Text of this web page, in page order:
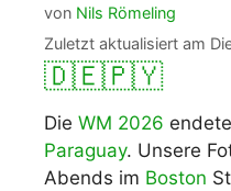
Alle Nationalspieler der
2026
WM 2026 Qualifikation in
& Spielplan
von Nils Römeling
Zuletzt aktualisiert am
🇩🇪🇵🇾
Die WM 2026
Paraguay. Unsere
Abends im Boston